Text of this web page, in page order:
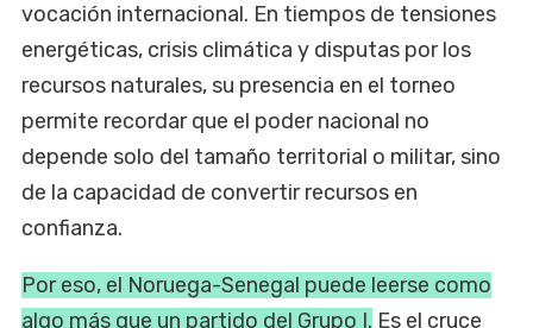
vocación internacional. En tiempos de tensiones
energéticas, crisis climática y disputas por los
recursos naturales, su presencia en el torneo
permite recordar que el poder nacional no
depende solo del tamaño territorial o militar, sino
de la capacidad de convertir recursos en
confianza.
Por eso, el Noruega-Senegal puede leerse como
algo más que un partido del Grupo I. Es el cruce